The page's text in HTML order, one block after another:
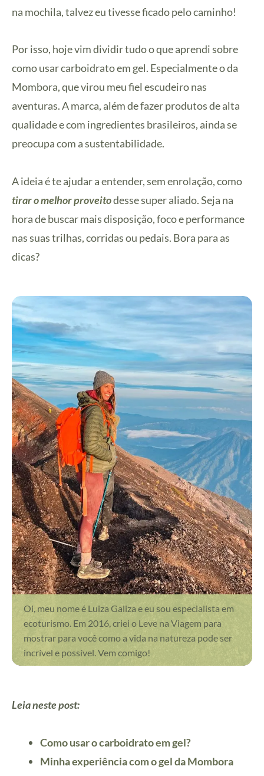
na mochila, talvez eu tivesse ficado pelo caminho!
Por isso, hoje vim dividir tudo o que aprendi sobre
como usar carboidrato em gel. Especialmente o da
Mombora, que virou meu fiel escudeiro nas
aventuras. A marca, além de fazer produtos de alta
qualidade e com ingredientes brasileiros, ainda se
preocupa com a sustentabilidade.
A ideia é te ajudar a entender, sem enrolação, como
tirar o melhor proveitodesse super aliado. Seja na
hora de buscar mais disposição, foco e performance
nas suas trilhas, corridas ou pedais. Bora para as
dicas?
Oi, meu nome é Luiza Galiza e eu sou especialista em
ecoturismo. Em 2016, criei o Leve na Viagem para
mostrar para você como a vida na natureza pode ser
incrível e possível. Vem comigo!
Leia neste post:
Como usar o carboidrato em gel?
Minha experiência com o gel da Mombora